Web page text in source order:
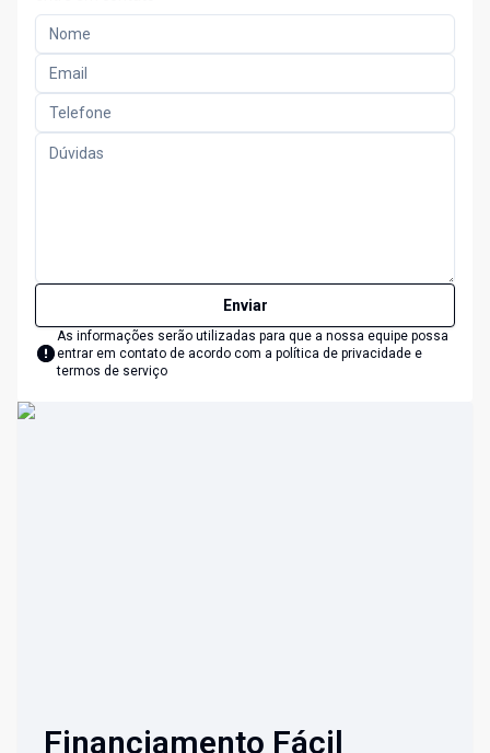
Enviar
As informações serão utilizadas para que a nossa equipe possa
entrar em contato de acordo com a política de privacidade e
termos de serviço
Financiamento Fácil